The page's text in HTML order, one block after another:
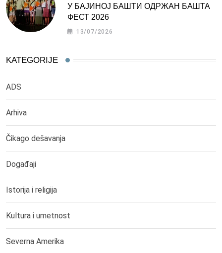
У БАЈИНОЈ БАШТИ ОДРЖАН БАШТА
ФЕСТ 2026
13/07/2026
KATEGORIJE
ADS
Arhiva
Čikago dešavanja
Događaji
Istorija i religija
Kultura i umetnost
Severna Amerika